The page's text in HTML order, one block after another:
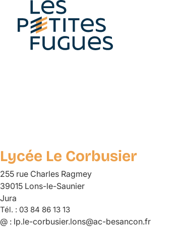
principal
Lycée Le Corbusier
255 rue Charles Ragmey
39015 Lons-le-Saunier
Jura
Tél. : 03 84 86 13 13
@ : lp.le-corbusier.lons@ac-besancon.fr